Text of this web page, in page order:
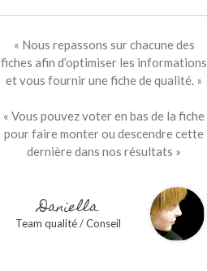
« Nous repassons sur chacune des
fiches afin d’optimiser les informations
et vous fournir une fiche de qualité. »
« Vous pouvez voter en bas de la fiche
pour faire monter ou descendre cette
dernière dans nos résultats »
Daniella
Team qualité / Conseil